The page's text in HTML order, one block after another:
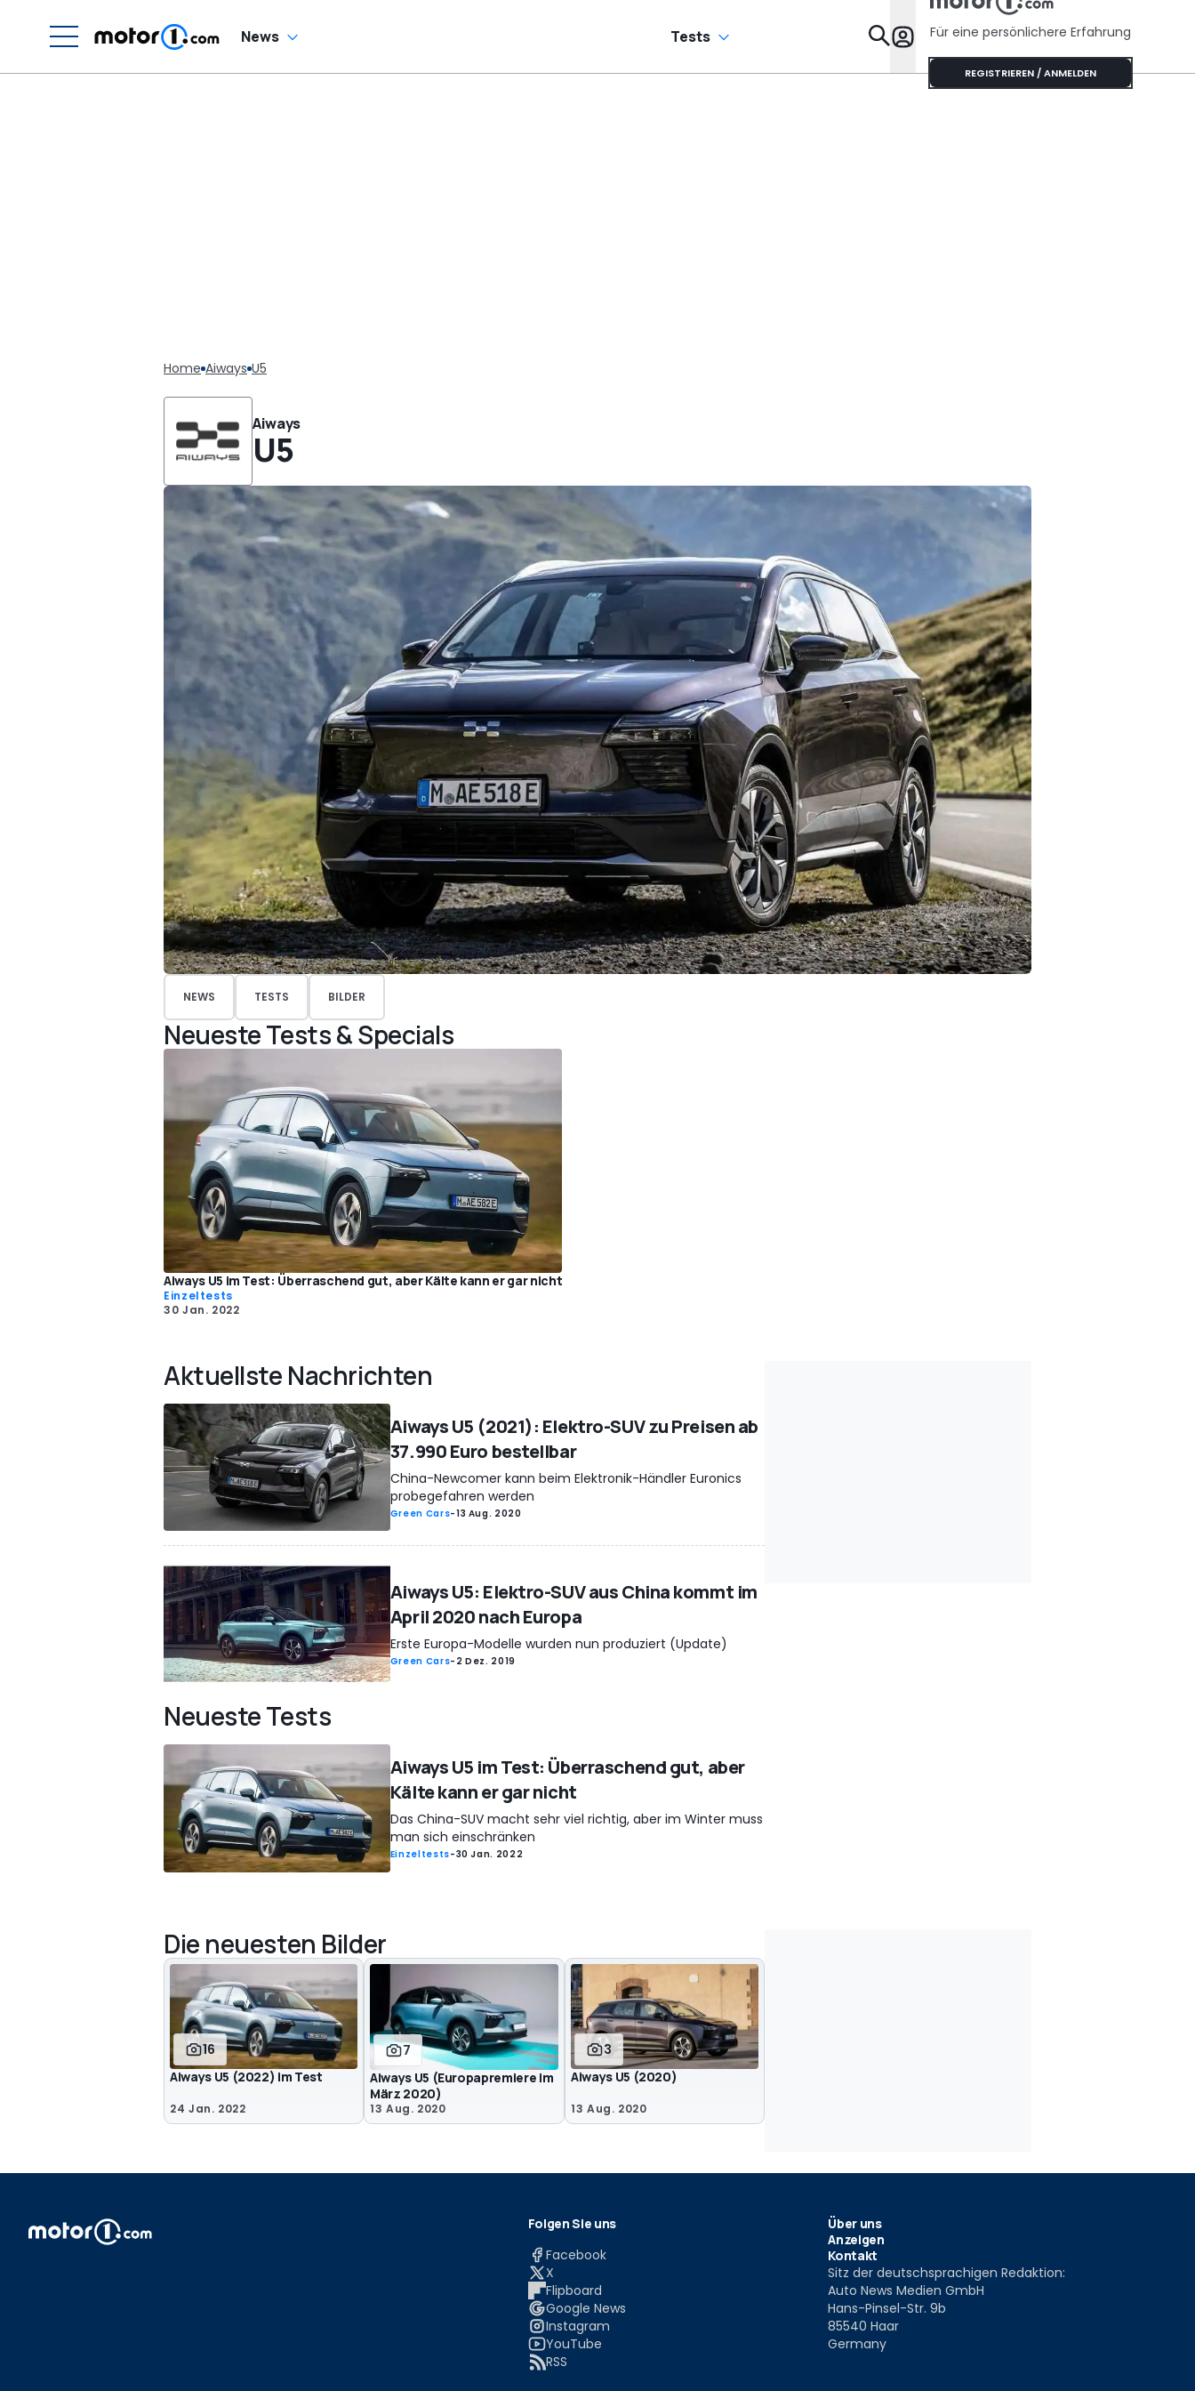
News Tests Specials
Für eine persönlichere Erfahrung
REGISTRIEREN / ANMELDEN
Home Aiways U5
Aiways
U5
NEWS TESTS BILDER
Neueste Tests & Specials
Aiways U5 im Test: Überraschend gut, aber Kälte kann er gar nicht
Einzeltests
30 Jan. 2022
Aktuellste Nachrichten
Aiways U5 (2021): Elektro-SUV zu Preisen ab
37.990 Euro bestellbar
China-Newcomer kann beim Elektronik-Händler Euronics
probegefahren werden
Green Cars-13 Aug. 2020
Aiways U5: Elektro-SUV aus China kommt im
April 2020 nach Europa
Erste Europa-Modelle wurden nun produziert (Update)
Green Cars- 2 Dez. 2019
Neueste Tests
Aiways U5 im Test: Überraschend gut, aber
Kälte kann er gar nicht
Das China-SUV macht sehr viel richtig, aber im Winter muss
man sich einschränken
Einzeltests-30 Jan. 2022
Die neuesten Bilder
16
Aiways U5 (2022) im Test
24 Jan. 2022
7
Aiways U5 (Europapremiere im
März 2020)
13 Aug. 2020
3
Aiways U5 (2020)
13 Aug. 2020
Folgen Sie uns
Facebook
X
Flipboard
Google News
Instagram
YouTube
RSS
Über uns
Anzeigen
Kontakt
Sitz der deutschsprachigen Redaktion:
Auto News Medien GmbH
Hans-Pinsel-Str. 9b
85540 Haar
Germany